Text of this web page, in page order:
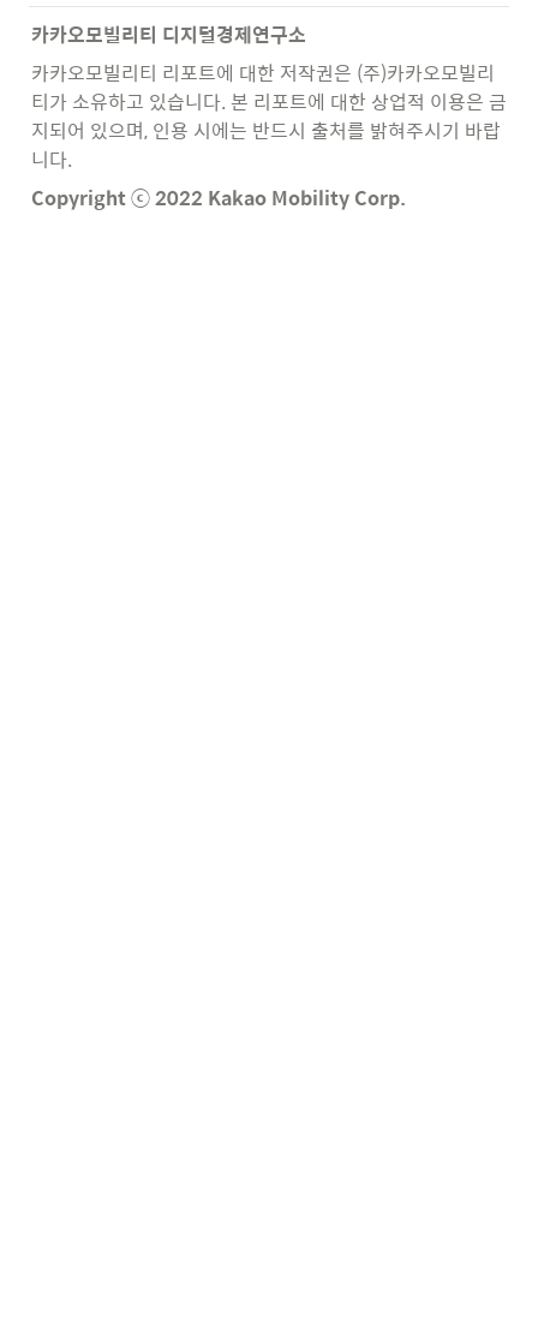
카카오모빌리티 디지털경제연구소
카카오모빌리티 리포트에 대한 저작권은 (주)카카오모빌리
티가 소유하고 있습니다. 본 리포트에 대한 상업적 이용은 금
지되어 있으며, 인용 시에는 반드시 출처를 밝혀주시기 바랍
니다.
Copyright ⓒ 2022 Kakao Mobility Corp.